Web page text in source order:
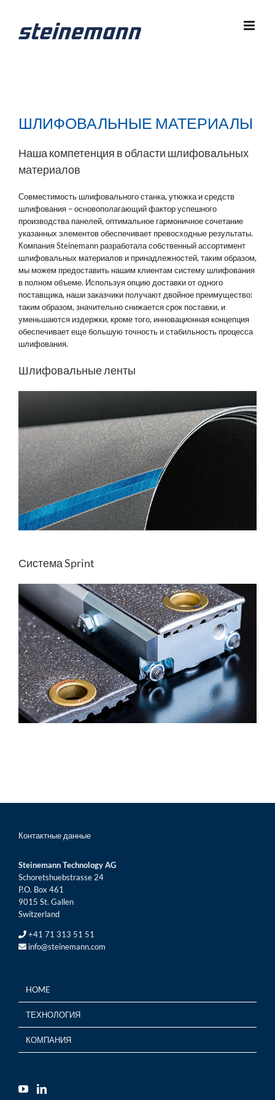
content
ШЛИФОВАЛЬНЫЕ МАТЕРИАЛЫ
Наша компетенция в области шлифовальных
материалов
Совместимость шлифовального станка, утюжка и средств
шлифования – основополагающий фактор успешного
производства панелей, оптимальное гармоничное сочетание
указанных элементов обеспечивает превосходные результаты.
Компания Steinemann разработала собственный ассортимент
шлифовальных материалов и принадлежностей, таким образом,
мы можем предоставить нашим клиентам систему шлифования
в полном объеме. Используя опцию доставки от одного
поставщика, наши заказчики получают двойное преимущество:
таким образом, значительно снижается срок поставки, и
уменьшаются издержки, кроме того, инновационная концепция
обеспечивает еще большую точность и стабильность процесса
шлифования.
Шлифовальные ленты
Система Sprint
Контактные данные
Steinemann Technology AG
Schoretshuebstrasse 24
P.O. Box 461
9015 St. Gallen
Switzerland
+41 71 313 51 51
info@steinemann.com
HOME
ТЕХНОЛОГИЯ
КОМПАНИЯ